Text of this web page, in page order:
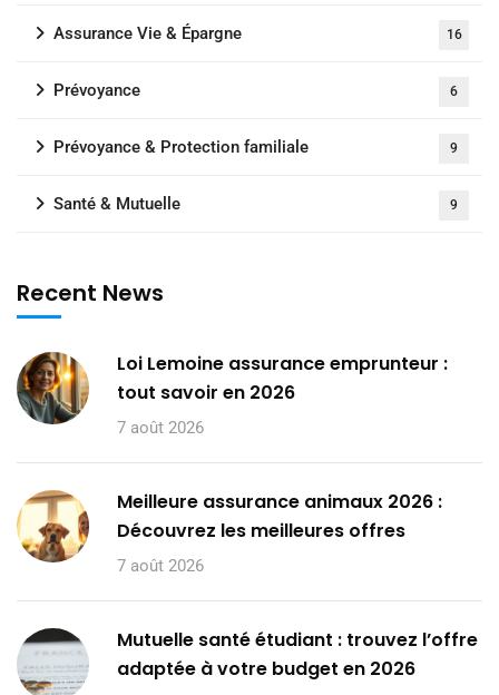
Assurance Vie & Épargne 16
Prévoyance 6
Prévoyance & Protection familiale 9
Santé & Mutuelle 9
Recent News
Loi Lemoine assurance emprunteur :
tout savoir en 2026
7 août 2026
Meilleure assurance animaux 2026 :
Découvrez les meilleures offres
7 août 2026
Mutuelle santé étudiant : trouvez l’offre
adaptée à votre budget en 2026